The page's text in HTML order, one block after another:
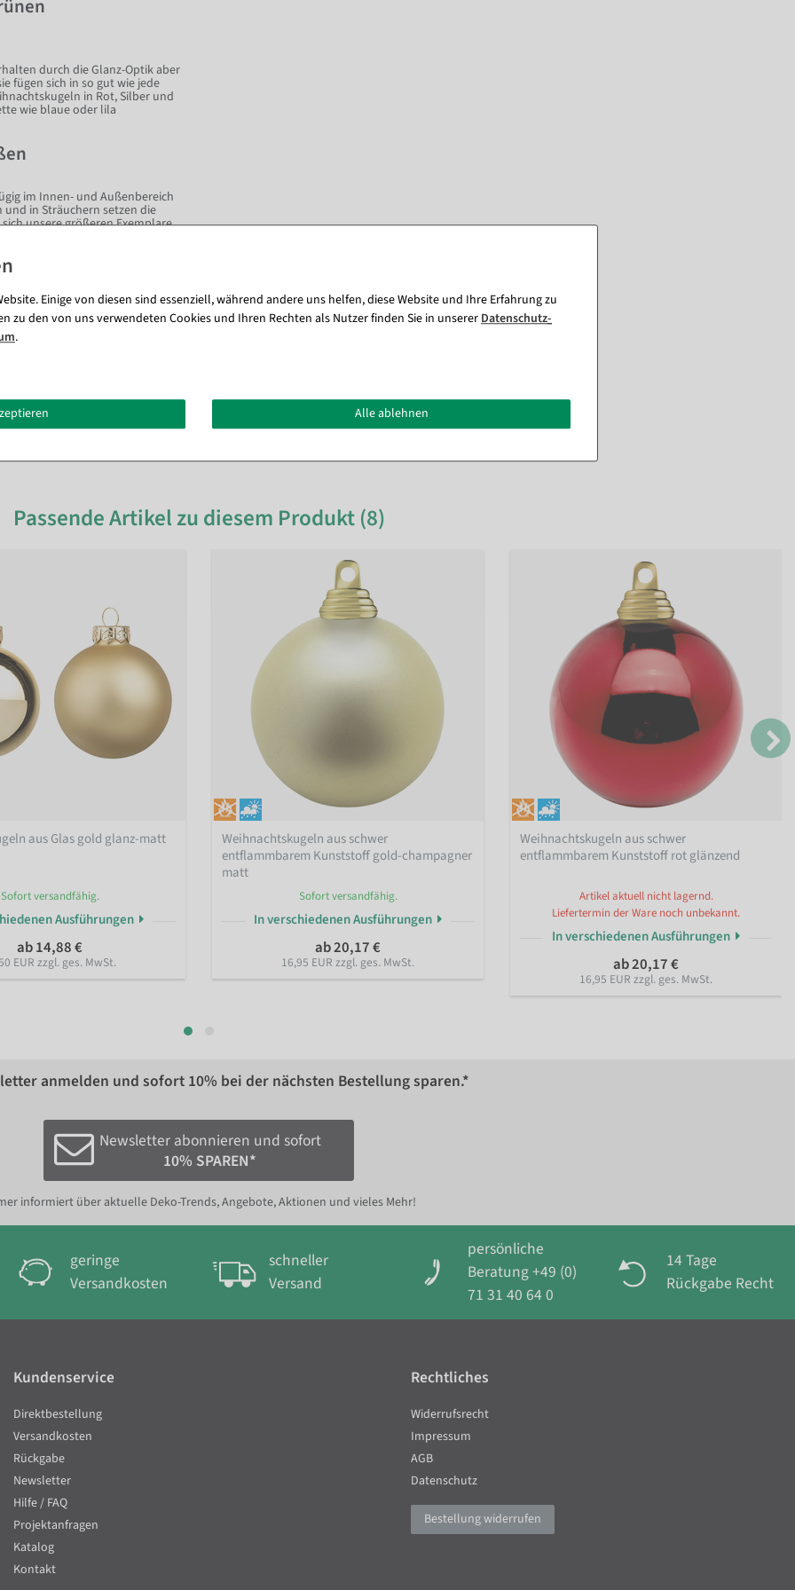
durch die Glanz-Optik aber
fügen sich in so gut wie jede
in Rot, Silber und
wie blaue oder lila
im Innen- und Außenbereich
in Sträuchern setzen die
unsere größeren Exemplare
und anderen Tisch- und
können die Kugeln
glänzenden Weihnachtskugeln
Kegel, Weihnachtskugeln mit 6
Perlenkette und eine
noch erstklassig aus!
Passende Artikel zu diesem Produkt (8)
aus Glas gold glanz-matt
Sofort versandfähig.
Ausführungen
ab 14,88 €
EUR zzgl. ges. MwSt.
Weihnachtskugeln aus schwer
entflammbarem Kunststoff gold-champagner
matt
Sofort versandfähig.
In verschiedenen Ausführungen
ab 20,17 €
16,95 EUR zzgl. ges. MwSt.
Weihnachtskugeln aus schwer
entflammbarem Kunststoff rot glänzend
Artikel aktuell nicht lagernd.
Liefertermin der Ware noch unbekannt.
In verschiedenen Ausführungen
ab 20,17 €
16,95 EUR zzgl. ges. MwSt.
anmelden und sofort 10% bei der nächsten Bestellung sparen.*
Newsletter abonnieren und sofort
10% SPAREN*
informiert über aktuelle Deko-Trends, Angebote, Aktionen und vieles Mehr!
geringe
Versandkosten
schneller
Versand
persönliche
Beratung +49 (0)
71 31 40 64 0
14 Tage
Rückgabe Recht
Einige von diesen sind essenziell, während andere uns helfen, diese Website und Ihre Erfahrung zu
zu den von uns verwendeten Cookies und Ihren Rechten als Nutzer finden Sie in unsererDaten­schutz­
.
Alle ablehnen
Kundenservice
Direktbestellung
Versandkosten
Rückgabe
Newsletter
Hilfe / FAQ
Projektanfragen
Katalog
Kontakt
Rechtliches
Widerrufsrecht
Impressum
AGB
Datenschutz
Bestellung widerrufen